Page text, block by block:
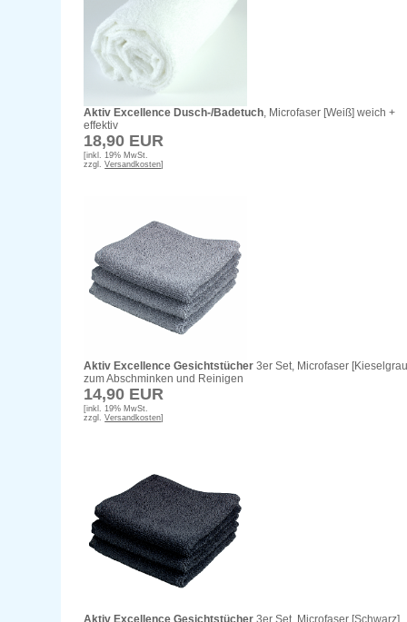
Aktiv Excellence Dusch-/Badetuch, Microfaser [Weiß] weich +
effektiv
18,90 EUR
[inkl. 19% MwSt.
zzgl.Versandkosten]
Aktiv Excellence Gesichtstücher 3er Set, Microfaser
zum Abschminken und Reinigen
14,90 EUR
[inkl. 19% MwSt.
zzgl.Versandkosten]